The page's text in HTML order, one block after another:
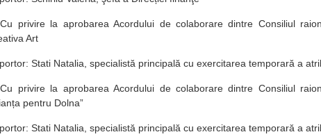
privire la aprobarea Acordului de colaborare dintre Consiliul
Art
Stati Natalia, specialistă principală cu exercitarea temporară a
privire la aprobarea Acordului de colaborare dintre Consiliul
pentru Dolna”
Stati Natalia, specialistă principală cu exercitarea temporară a